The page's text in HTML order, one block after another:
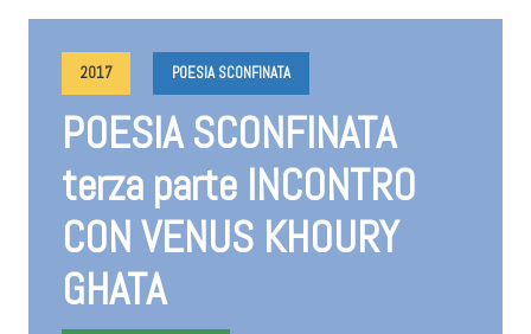
2017 POESIA SCONFINATA
POESIA SCONFINATA
terza parte INCONTRO
CON VENUS KHOURY
GHATA